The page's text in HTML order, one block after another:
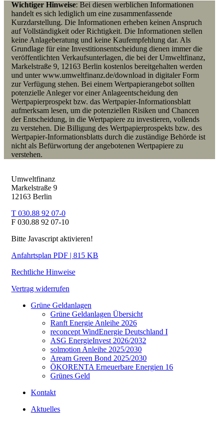
Wichtiger Hinweise: Bei diesen werblichen Informationen
handelt es sich lediglich um eine zusammenfassende
Kurzdarstellung. Die Informationen erheben keinen Anspruch
auf Vollständigkeit oder Richtigkeit. Die Informationen stellen
keine Anlageberatung und keine Kaufempfehlung dar. Als
Grundlage für eine Investitionsentscheidung dienen immer die
veröffentlichten Verkaufsunterlagen, die bei der Umweltfinanz,
Markelstraße 9, 12163 Berlin kostenlos bereitgehalten werden
und unter www.umweltfinanz.de/download in digitaler Form
zur Verfügung stehen. Bei einem Wertpapierangebotsollten
potenzielle Anleger vor einer Anlageentscheidung den
Wertpapierprospekt bzw. das Wertpapier-Informationsblatt
aufmerksam lesen, um die potenziellen Risiken und Chancen
der Entscheidung, in die Wertpapiere zu investieren, vollends
zu verstehen. Die Billigung des Wertpapierprospekts bzw. des
Wertpapier-Informationsblatts durch die zuständige Behörde ist
nicht als Befürwortung der angebotenen Wertpapiere zu
verstehen.
Umweltfinanz
Markelstraße 9
12163 Berlin
T 030.88 92 07-0
F 030.88 92 07-10
Bitte Javascript aktivieren!
Anfahrtsplan PDF | 815 KB
Rechtliche Hinweise
Vertrag widerrufen
Grüne Geldanlagen
Grüne Geldanlagen Übersicht
Ranft Energie Anleihe 2026
reconcept WindEnergie Deutschland I
ASG EnergieInvest 2026/2032
solmotion Anleihe 2025/2030
Aream Green Bond 2025/2030
ÖKORENTA Erneuerbare Energien 16
Grünes Geld
Kontakt
Aktuelles